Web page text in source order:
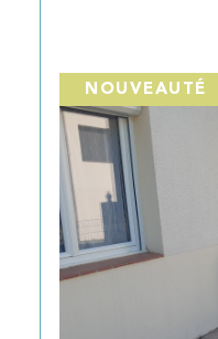
NOUVEAUTÉ